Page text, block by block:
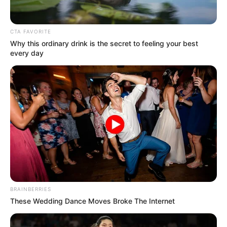
Le puede interesar:
facturar 10 millones fácil al mes
CTA FAVORITE
Why this ordinary drink is the secret to feeling your best
every day
BRAINBERRIES
These Wedding Dance Moves Broke The Internet